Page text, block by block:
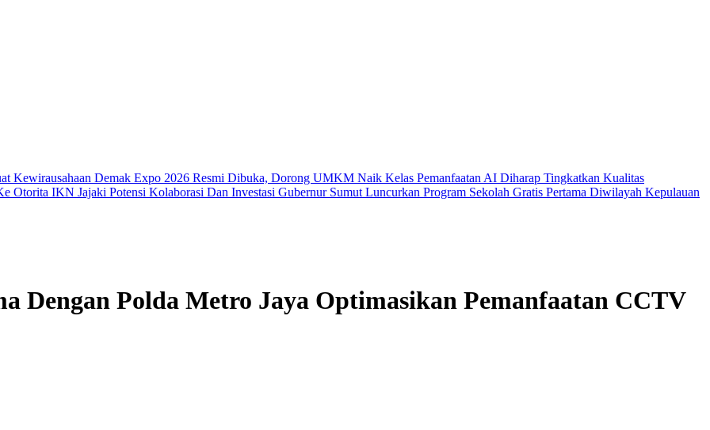
Kewirausahaan Demak Expo 2026 Resmi Dibuka, Dorong UMKM Naik Kelas Pemanfaatan AI Diharap Tingkatkan Kualitas
Otorita IKN Jajaki Potensi Kolaborasi Dan Investasi Gubernur Sumut Luncurkan Program Sekolah Gratis Pertama Diwilayah Kepulauan
Dengan Polda Metro Jaya Optimasikan Pemanfaatan CCTV